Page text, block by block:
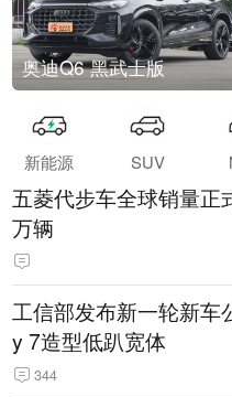
奥迪Q6 黑武士版
新能源 SUV
五菱代步车全球销量正
万辆
工信部发布新一轮新车
y 7造型低趴宽体
344